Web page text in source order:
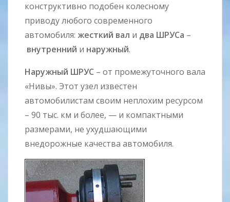
конструктивно подобен колесному
приводу любого современного
автомобиля: жесткий вал и два ШРУСа –
внутренний и наружный.
Наружный ШРУС – от промежуточного вала
«Нивы». Этот узел известен
автомобилистам своим неплохим ресурсом
– 90 тыс. км и более, — и компактными
размерами, не ухудшающими
внедорожные качества автомобиля.